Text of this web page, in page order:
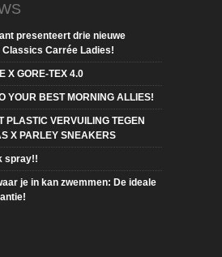
presenteert drie nieuwe
Carrée Ladies!
X GORE-TEX 4.0
YOUR BEST MORNING ALLIES!
PLASTIC VERVUILING TEGEN
X PARLEY SNEAKERS
spray!!
je in kan zwemmen: De ideale